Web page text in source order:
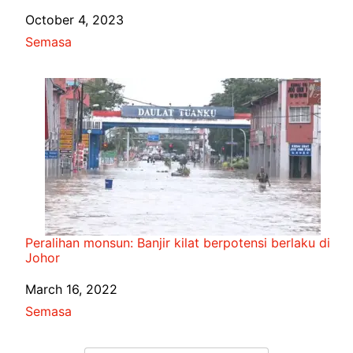
Date
October 4, 2023
In relation to
Semasa
Peralihan monsun: Banjir kilat berpotensi berlaku di
Johor
Date
March 16, 2022
In relation to
Semasa